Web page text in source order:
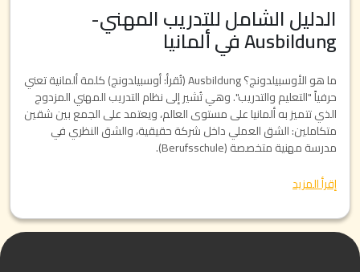
الدليل الشامل للتدريب المهني-
Ausbildung في ألمانيا
ما هو الأوسبيلدونج؟ Ausbildung (تُقرأ: أوسبيلدونج) كلمة ألمانية تعني
حرفياً "التعليم والتدريب". وهي تُشير إلى نظام التدريب المهني المزدوج
الذي تتميز به ألمانيا على مستوى العالم، ويعتمد على الجمع بين شقين
متكاملين: الشق العملي داخل شركة حقيقية، والشق النظري في
مدرسة مهنية متخصصة (Berufsschule).
إقرأ المزيد